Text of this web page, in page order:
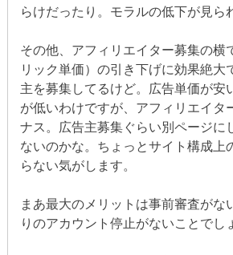
らけだったり。モラルの低下が見ら
その他、アフィリエイター募集の横
リック単価）の引き下げに効果絶大
主を募集してるけど。広告単価が安
が低いわけですが、アフィリエイタ
ナス。広告主募集ぐらい別ページに
ないのかな。ちょっとサイト構成上
らない気がします。
まあ最大のメリットは事前審査がな
りのアカウント停止がないことでし